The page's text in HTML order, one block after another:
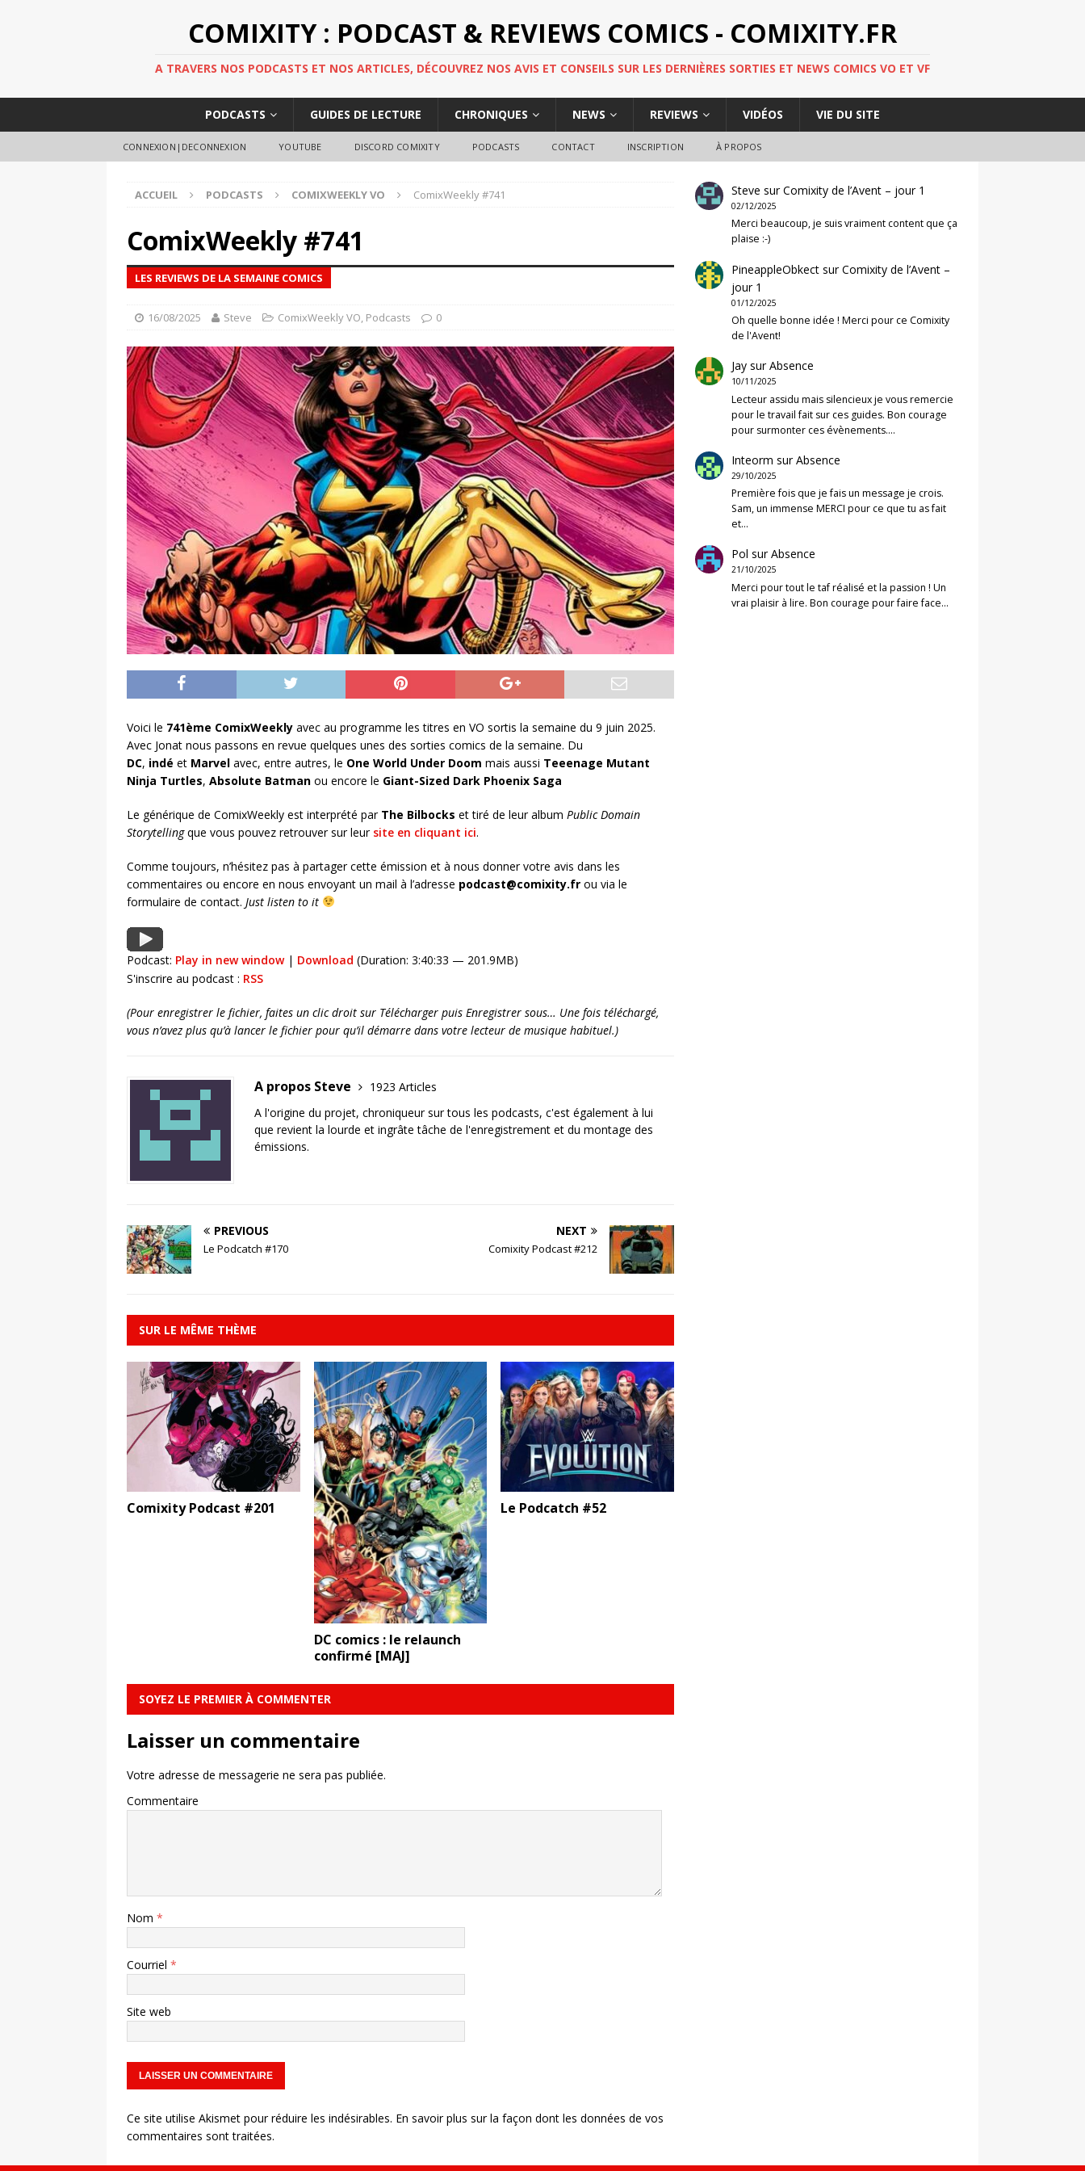
COMIXITY : PODCAST & REVIEWS COMICS - COMIXITY.FR
A TRAVERS NOS PODCASTS ET NOS ARTICLES, DÉCOUVREZ NOS AVIS ET CONSEILS SUR LES DERNIÈRES SORTIES ET NEWS COMICS VO ET VF
PODCASTS GUIDES DE LECTURE CHRONIQUES NEWS REVIEWS VIDÉOS VIE DU SITE
CONNEXION|DECONNEXION YOUTUBE DISCORD COMIXITY PODCASTS CONTACT INSCRIPTION À PROPOS
ACCUEIL PODCASTS COMIXWEEKLY VO ComixWeekly #741
ComixWeekly #741
LES REVIEWS DE LA SEMAINE COMICS
16/08/2025 Steve ComixWeekly VO, Podcasts 0
Voici le 741ème ComixWeekly avec au programme les titres en VO sortis la semaine du 9 juin 2025.
Avec Jonat nous passons en revue quelques unes des sorties comics de la semaine. Du
DC, indé et Marvel avec, entre autres, le One World Under Doom mais aussi Teeenage Mutant
Ninja Turtles, Absolute Batman ou encore le Giant-Sized Dark Phoenix Saga
Le générique de ComixWeekly est interprété par The Bilbocks et tiré de leur album Public Domain
Storytellingque vous pouvez retrouver sur leur site en cliquant ici.
Comme toujours, n’hésitez pas à partager cette émission et à nous donner votre avis dans les
commentaires ou encore en nous envoyant un mail à l’adresse podcast@comixity.fr ou via le
formulaire de contact. Just listen to it
Podcast: Play in new window| Download (Duration: 3:40:33 — 201.9MB)
S'inscrire au podcast : RSS
(Pour enregistrer le fichier, faites un clic droit sur Télécharger puis Enregistrer sous… Une fois téléchargé,
vous n’avez plus qu’à lancer le fichier pour qu’il démarre dans votre lecteur de musique habituel.)
A propos Steve
1923 Articles
A l'origine du projet, chroniqueur sur tous les podcasts, c'est également à lui
que revient la lourde et ingrâte tâche de l'enregistrement et du montage des
émissions.
PREVIOUS
Le Podcatch #170
NEXT
Comixity Podcast #212
SUR LE MÊME THÈME
Comixity Podcast #201
DC comics : le relaunch
confirmé [MAJ]
Le Podcatch #52
SOYEZ LE PREMIER À COMMENTER
Laisser un commentaire
Votre adresse de messagerie ne sera pas publiée.
Commentaire
Nom *
Courriel *
Site web
Ce site utilise Akismet pour réduire les indésirables. En savoir plus sur la façon dont les données de vos
commentaires sont traitées.
Steve surComixity de l’Avent – jour 1
02/12/2025
Merci beaucoup, je suis vraiment content que ça
plaise :-)
PineappleObkect surComixity de l’Avent –
jour 1
01/12/2025
Oh quelle bonne idée ! Merci pour ce Comixity
de l'Avent!
Jay surAbsence
10/11/2025
Lecteur assidu mais silencieux je vous remercie
pour le travail fait sur ces guides. Bon courage
pour surmonter ces évènements.…
Inteorm surAbsence
29/10/2025
Première fois que je fais un message je crois.
Sam, un immense MERCI pour ce que tu as fait
et…
Pol surAbsence
21/10/2025
Merci pour tout le taf réalisé et la passion ! Un
vrai plaisir à lire. Bon courage pour faire face…